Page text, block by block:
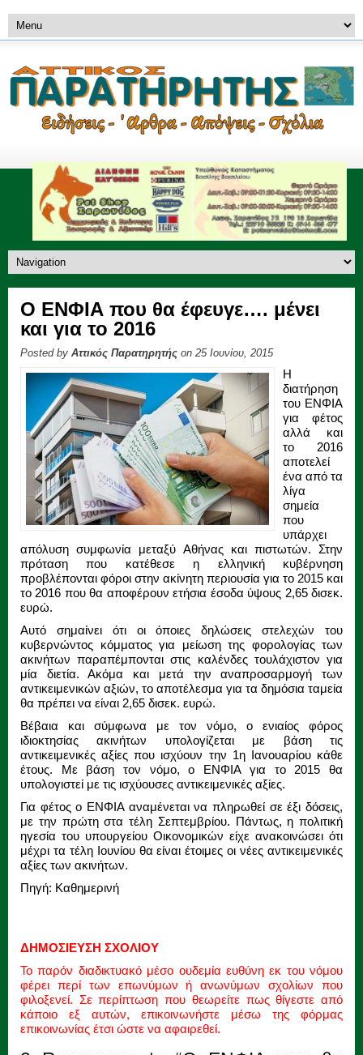
Ο ΕΝΦΙΑ που θα έφευγε…. μένει
και για το 2016
Posted by Αττικός Παρατηρητής on 25 Ιουνίου, 2015
Η
διατήρηση
του ΕΝΦΙΑ
για φέτος
αλλά και
το 2016
αποτελεί
ένα από τα
λίγα
σημεία
που
υπάρχει
απόλυση συμφωνία μεταξύ Αθήνας και πιστωτών. Στην
πρόταση που κατέθεσε η ελληνική κυβέρνηση
προβλέπονται φόροι στην ακίνητη περιουσία για το 2015 και
το 2016 που θα αποφέρουν ετήσια έσοδα ύψους 2,65 δισεκ.
ευρώ.
Αυτό σημαίνει ότι οι όποιες δηλώσεις στελεχών του
κυβερνώντος κόμματος για μείωση της φορολογίας των
ακινήτων παραπέμπονται στις καλένδες τουλάχιστον για
μία διετία. Ακόμα και μετά την αναπροσαρμογή των
αντικειμενικών αξιών, το αποτέλεσμα για τα δημόσια ταμεία
θα πρέπει να είναι 2,65 δισεκ. ευρώ.
Βέβαια και σύμφωνα με τον νόμο, ο ενιαίος φόρος
ιδιοκτησίας ακινήτων υπολογίζεται με βάση τις
αντικειμενικές αξίες που ισχύουν την 1η Ιανουαρίου κάθε
έτους. Με βάση τον νόμο, ο ΕΝΦΙΑ για το 2015 θα
υπολογιστεί με τις ισχύουσες αντικειμενικές αξίες.
Για φέτος ο ΕΝΦΙΑ αναμένεται να πληρωθεί σε έξι δόσεις,
με την πρώτη στα τέλη Σεπτεμβρίου. Πάντως, η πολιτική
ηγεσία του υπουργείου Οικονομικών είχε ανακοινώσει ότι
μέχρι τα τέλη Ιουνίου θα είναι έτοιμες οι νέες αντικειμενικές
αξίες των ακινήτων.
Πηγή: Καθημερινή
ΔΗΜΟΣΙΕΥΣΗ ΣΧΟΛΙΟΥ
Το παρόν διαδικτυακό μέσο ουδεμία ευθύνη εκ του νόμου
φέρει περί των επωνύμων ή ανωνύμων σχολίων που
φιλοξενεί. Σε περίπτωση που θεωρείτε πως θίγεστε από
κάποιο εξ αυτών, επικοινωνήστε μέσω της φόρμας
επικοινωνίας έτσι ώστε να αφαιρεθεί.